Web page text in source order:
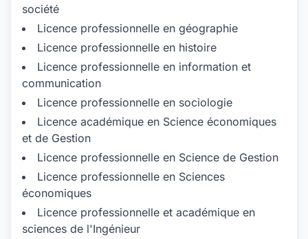
société
Licence professionnelle en géographie
Licence professionnelle en histoire
Licence professionnelle en information et
communication
Licence professionnelle en sociologie
Licence académique en Science économiques
et de Gestion
Licence professionnelle en Science de Gestion
Licence professionnelle en Sciences
économiques
Licence professionnelle et académique en
sciences de l'Ingénieur